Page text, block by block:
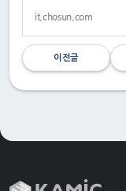
프린팅만이 할 수 있
it.chosun.com
이전글